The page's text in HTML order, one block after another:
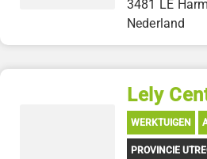
3481 LE
Nederland
Lely
WERKTUIGEN
PROVINCIE